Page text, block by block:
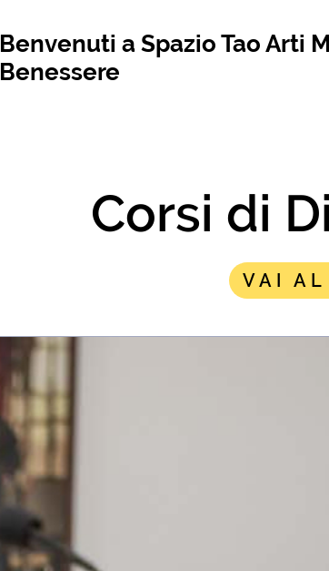
Benvenuti a Spazio Tao Arti
Benessere
Corsi di
VAI AL